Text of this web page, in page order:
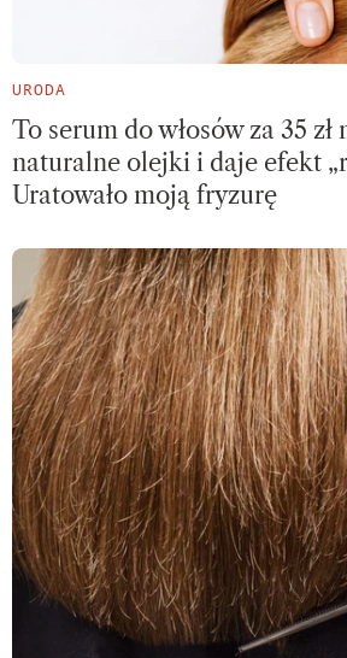
URODA
To serum do włosów za 35 zł
naturalne olejki i daje efekt
Uratowało moją fryzurę